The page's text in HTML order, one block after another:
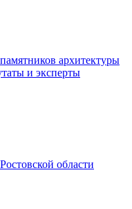
архитектуры
и эксперты
области